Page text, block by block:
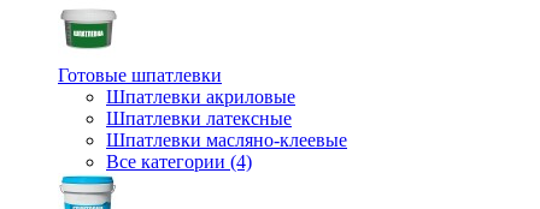
Готовые шпатлевки
Шпатлевки акриловые
Шпатлевки латексные
Шпатлевки масляно-клеевые
Все категории (4)